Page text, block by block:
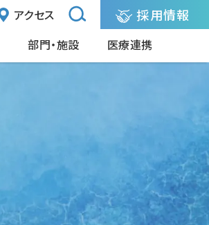
アクセス 採用情報
部門・施設 医療連携